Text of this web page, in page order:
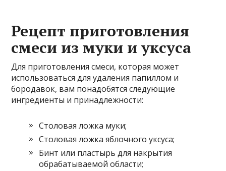
Рецепт приготовления
смеси из муки и уксуса
Для приготовления смеси, которая может
использоваться для удаления папиллом и
бородавок, вам понадобятся следующие
ингредиенты и принадлежности:
Столовая ложка муки;
Столовая ложка яблочного уксуса;
Бинт или пластырь для накрытия
обрабатываемой области;